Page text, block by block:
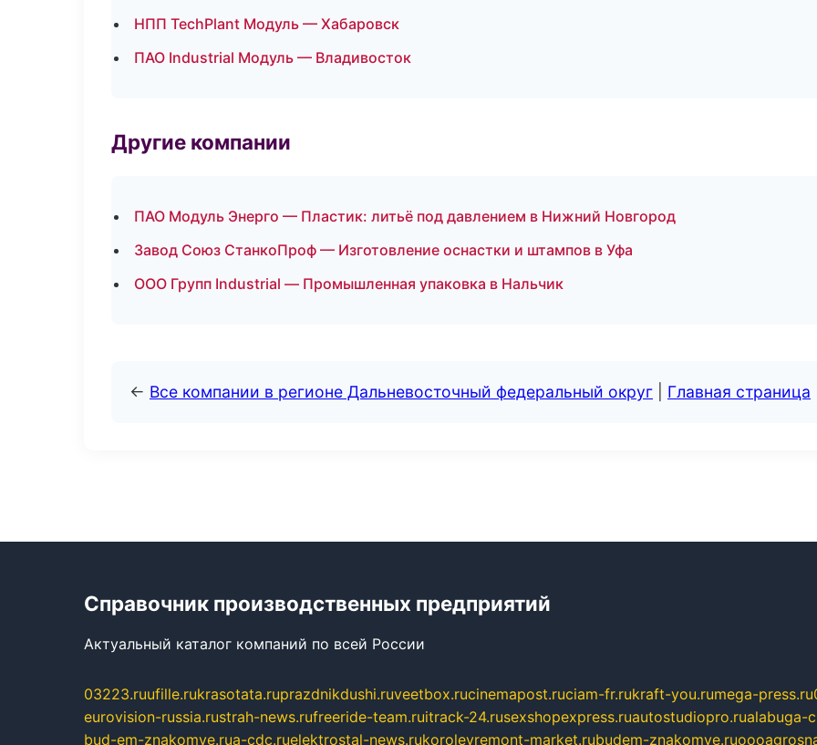
НПП TechPlant Модуль — Хабаровск
ПАО Industrial Модуль — Владивосток
Другие компании
ПАО Модуль Энерго — Пластик: литьё под давлением в Нижний Новгород
Завод Союз СтанкоПроф — Изготовление оснастки и штампов в Уфа
ООО Групп Industrial — Промышленная упаковка в Нальчик
← Все компании в регионе Дальневосточный федеральный округ Главная страница
Справочник производственных предприятий
Актуальный каталог компаний по всей России
03223.ruufille.rukrasotata.ruprazdnikdushi.ruveetbox.rucinemapost.ruciam-fr.rukraft-you.rumega-press.ru
eurovision-russia.rustrah-news.rufreeride-team.ruitrack-24.rusexshopexpress.ruautostudiopro.rualabuga-
bud-em-znakomye.rua-cdc.ruelektrostal-news.rukorolevremont-market.rubudem-znakomye.ru